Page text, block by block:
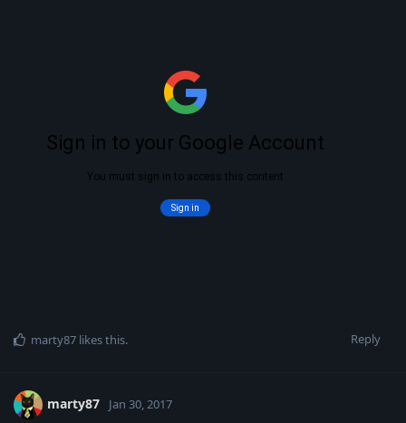
Reply
marty87 likes this.
marty87 Jan 30, 2017